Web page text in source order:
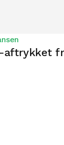
aftrykket